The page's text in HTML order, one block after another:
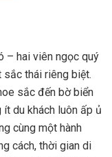
– hai viên ngọc quý
sắc thái riêng biệt.
sắc đến bờ biển
du khách luôn ấp ủ
cùng một hành
cách, thời gian di